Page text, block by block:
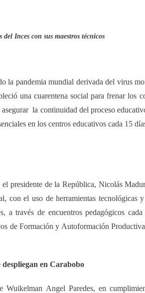
Inces con sus maestros técnicos
la pandemia mundial derivada del virus
una cuarentena social para frenar los
la continuidad del proceso
en los centros educativos cada 15
presidente de la República, Nicolás
con el uso de herramientas tecnológicas
a través de encuentros pedagógicos
de Formación y Autoformación
despliegan en Carabobo
Angel Paredes, en